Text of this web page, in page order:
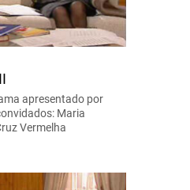
apresentado por
Maria
Vermelha